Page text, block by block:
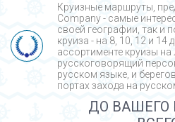
Круизные маршруты,
Company - cамые
своей географии, так и
круиза - на 8, 10, 12 и 14
ассортименте круизы на
русскоговорящий
русском языке, и
портах захода на
ДО ВАШЕГО